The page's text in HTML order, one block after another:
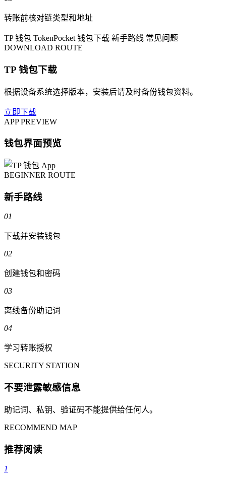
转账前核对链类型和地址
TP 钱包 TokenPocket 钱包下载 新手路线 常见问题
DOWNLOAD ROUTE
TP 钱包下载
根据设备系统选择版本，安装后请及时备份钱包资料。
立即下载
APP PREVIEW
钱包界面预览
BEGINNER ROUTE
新手路线
01
下载并安装钱包
02
创建钱包和密码
03
离线备份助记词
04
学习转账授权
SECURITY STATION
不要泄露敏感信息
助记词、私钥、验证码不能提供给任何人。
RECOMMEND MAP
推荐阅读
1